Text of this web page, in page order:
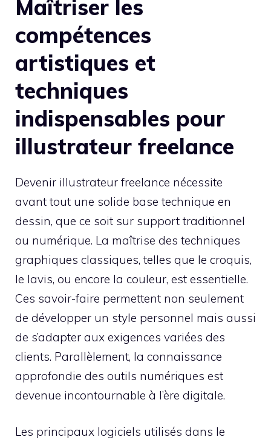
Maîtriser les
compétences
artistiques et
techniques
indispensables pour
illustrateur freelance
Devenir illustrateur freelance nécessite
avant tout une solide base technique en
dessin, que ce soit sur support traditionnel
ou numérique. La maîtrise des techniques
graphiques classiques, telles que le croquis,
le lavis, ou encore la couleur, est essentielle.
Ces savoir-faire permettent non seulement
de développer un style personnel mais aussi
de s’adapter aux exigences variées des
clients. Parallèlement, la connaissance
approfondie des outils numériques est
devenue incontournable à l’ère digitale.
Les principaux logiciels utilisés dans le